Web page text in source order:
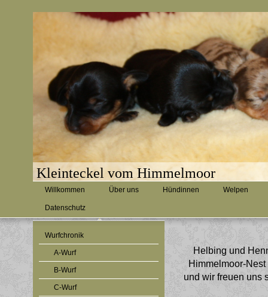
Kleinteckel vom Himmelmoor
Willkommen Über uns Hündinnen Welpen
Datenschutz
Wurfchronik
A-Wurf
B-Wurf
C-Wurf
Helbing und
Himmelmoor-
und wir freuen uns